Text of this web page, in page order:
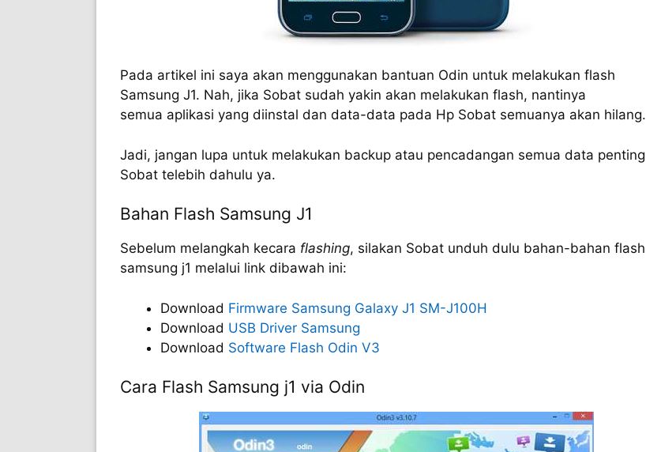
Pada artikel ini saya akan menggunakan bantuan Odin untuk melakukan flash
Samsung J1. Nah, jika Sobat sudah yakin akan melakukan flash, nantinya
semua aplikasi yang diinstal dan data-data pada Hp Sobat semuanya akan hilang.
Jadi, jangan lupa untuk melakukan backup atau pencadangan semua data penting
Sobat telebih dahulu ya.
Bahan Flash Samsung J1
Sebelum melangkah kecara flashing, silakan Sobat unduh dulu bahan-bahan flash
samsung j1 melalui link dibawah ini:
Download Firmware Samsung Galaxy J1 SM-J100H
Download USB Driver Samsung
Download Software Flash Odin V3
Cara Flash Samsung j1 via Odin